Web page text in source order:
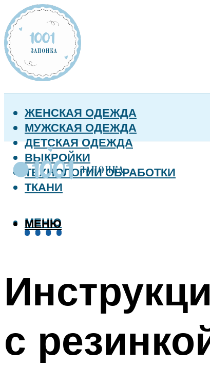
ЖЕНСКАЯ ОДЕЖДА
МУЖСКАЯ ОДЕЖДА
ДЕТСКАЯ ОДЕЖДА
ВЫКРОЙКИ
ТЕХНОЛОГИИ ОБРАБОТКИ
ТКАНИ
МЕНЮ
МЕНЮ
с